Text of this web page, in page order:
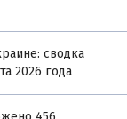
сводка
2026 года